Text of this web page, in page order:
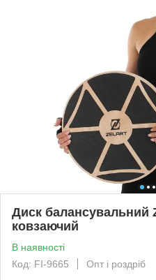
Диск балансувальний
ковзаючий
В наявності
Код: FI-9665
Опт і роздріб